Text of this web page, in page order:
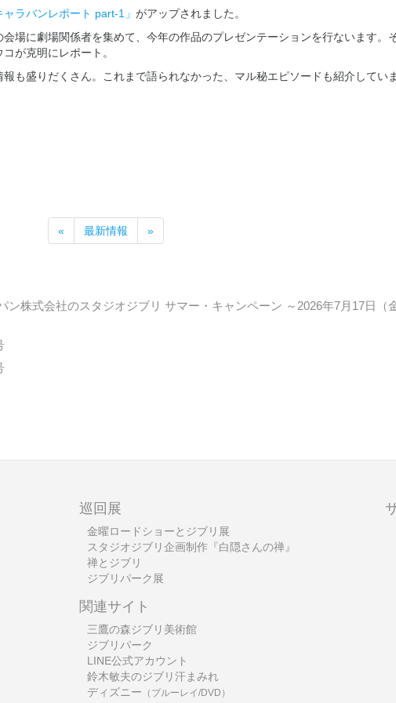
ラバンレポート part-1」 がアップされました。
場に劇場関係者を集めて、今年の作品のプレゼンテーションを行ないます。そ
が克明にレポート。
も盛りだくさん。これまで語られなかった、マル秘エピソードも紹介していま
« 最新情報 »
ン株式会社のスタジオジブリ サマー・キャンペーン ～2026年7月17日（
巡回展
金曜ロードショーとジブリ展
スタジオジブリ企画制作『白隠さんの禅』
禅とジブリ
ジブリパーク展
関連サイト
三鷹の森ジブリ美術館
ジブリパーク
LINE公式アカウント
鈴木敏夫のジブリ汗まみれ
ディズニー （ブルーレイ/DVD）